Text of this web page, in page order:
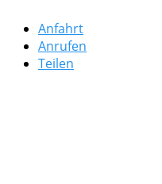
Anfahrt
Anrufen
Teilen